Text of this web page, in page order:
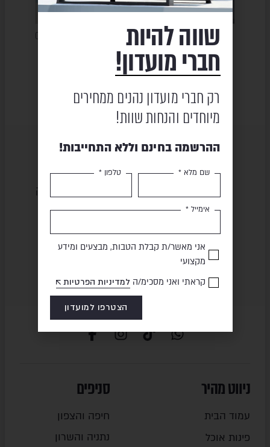
מיטת שיזוף – MERLIN
₪732
₪590
מיטת שיזוף – פחם CAMBUSA
מוצרים באיכות גבוהה
תשלום מאובטח משלוח מהיר
ניווט מהיר
עמוד הבית
פינות אוכל
סניפים
חיפה והצפון
נתניה והשרון
שווה להיות
חברי מועדון!
רק חברי מועדון נהנים ממחירים
מיוחדים והנחות שוות!
ההרשמה בחינם וללא התחייבות!
שם מלא * טלפון *
אימייל *
אני מאשר/ת קבלת הטבות, מבצעים ומידע
מקצועי
קראתי ואני מסכימ/הלמדיניות הפרטיות
הצטרפו למועדון